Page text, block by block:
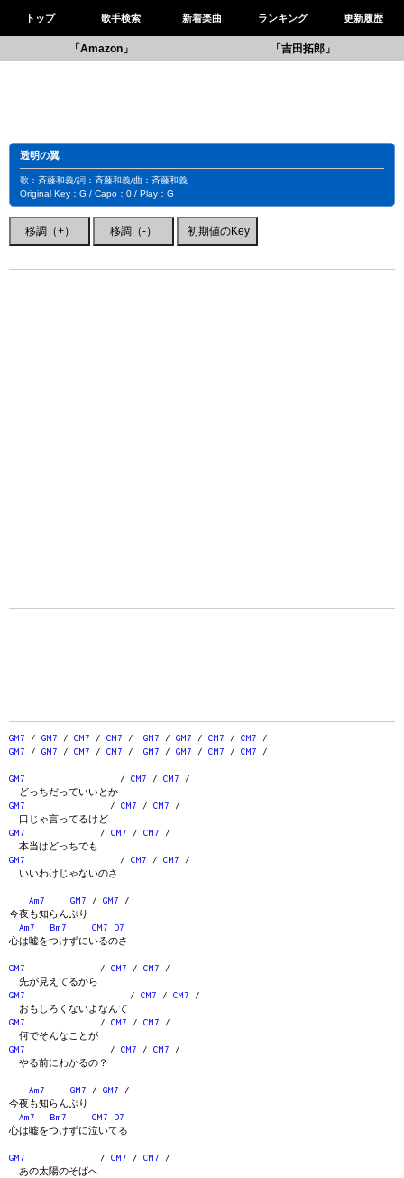
トップ 歌手検索 新着楽曲 ランキング 更新履歴
「Amazon」 「吉田拓郎」
透明の翼
歌：斉藤和義/詞：斉藤和義/曲：斉藤和義
Original Key：G / Capo：0 / Play：G
GM7 / GM7 / CM7 / CM7 / GM7 / GM7 / CM7 / CM7 /
GM7 / GM7 / CM7 / CM7 / GM7 / GM7 / CM7 / CM7 /
GM7 / CM7 / CM7 /
どっちだっていいとか
GM7 / CM7 / CM7 /
口じゃ言ってるけど
GM7 / CM7 / CM7 /
本当はどっちでも
GM7 / CM7 / CM7 /
いいわけじゃないのさ
Am7 GM7 / GM7 /
今夜も知らんぷり
Am7
Bm7 CM7
D7
心は嘘をつけずにいるのさ
GM7 / CM7 / CM7 /
先が見えてるから
GM7 / CM7 / CM7 /
おもしろくないよなんて
GM7 / CM7 / CM7 /
何でそんなことが
GM7 / CM7 / CM7 /
やる前にわかるの？
Am7 GM7 / GM7 /
今夜も知らんぷり
Am7
Bm7 CM7
D7
心は嘘をつけずに泣いてる
GM7 / CM7 / CM7 /
あの太陽のそばへ